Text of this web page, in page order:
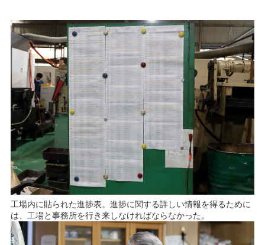
工場内に貼られた進捗表。進捗に関する詳しい情報を得るために
は、工場と事務所を行き来しなければならなかった。